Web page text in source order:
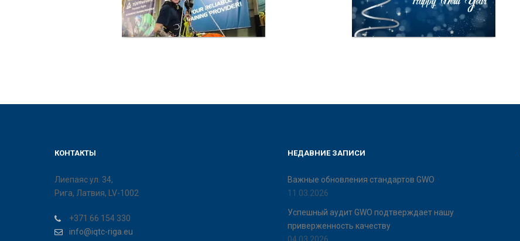
КОНТАКТЫ
Лиепаяс ул. 34,
Рига, Латвия, LV-1002
+371 66 154 330
info@iqtc-riga.eu
НЕДАВНИЕ ЗАПИСИ
Важные обновления стандартов GWO
11.03.2026
Успешный аудит GWO подтверждает нашу
приверженность качеству